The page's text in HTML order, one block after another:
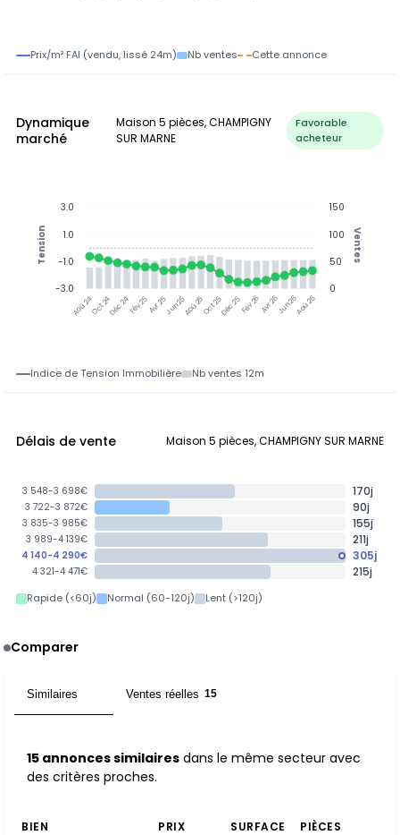
Prix/m² FAI (vendu, lissé 24m) Nb ventes Cette annonce
Dynamique
marché
Maison 5 pièces, CHAMPIGNY
SUR MARNE
Favorable
acheteur
Aoû 24Oct 24Déc 24Fév 25Avr 25Jun 25Aoû 25Oct 25Déc 25Fév 26Avr 26Jun 26Aoû 26
150
100
50
0
Ventes
3.0
1.0
-1.0
-3.0
Tension
Indice de Tension Immobilière Nb ventes 12m
Délais de vente Maison 5 pièces, CHAMPIGNY SUR MARNE
3 548-3 698€ 170j
3 722-3 872€ 90j
3 835-3 985€ 155j
3 989-4 139€ 211j
4 140-4 290€ 305j
4 321-4 471€ 215j
Rapide (<60j) Normal (60-120j) Lent (>120j)
Comparer
Similaires Ventes réelles 15
15 annonces similaires dans le même secteur avec
des critères proches.
BIEN PRIX SURFACE
PIÈCES